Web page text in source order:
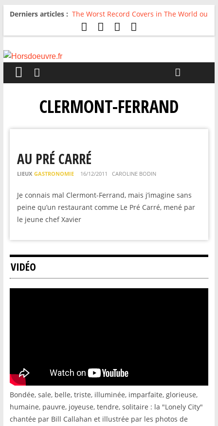
Derniers articles : The Worst Record Covers in The World ou
Comment rire du pire
Avril 2026 : C’est dans les vieux pots
For The First Time, Again : Tyler Ballgame
CLERMONT-FERRAND
AU PRÉ CARRÉ
LIEUX GASTRONOMIE 16/12/2011 CAROLINE BODIN
Je connais mal Clermont-Ferrand, mais j’imagine sans
peine qu’un restaurant comme Le Pré Carré, mené par
le jeune chef Xavier
VIDÉO
Bondée, sale, belle, triste, illuminée, imparfaite, glorieuse,
humaine, pauvre, joyeuse, tendre, solitaire : la "Lonely City"
chantée par Bill Callahan et illustrée par les photos de